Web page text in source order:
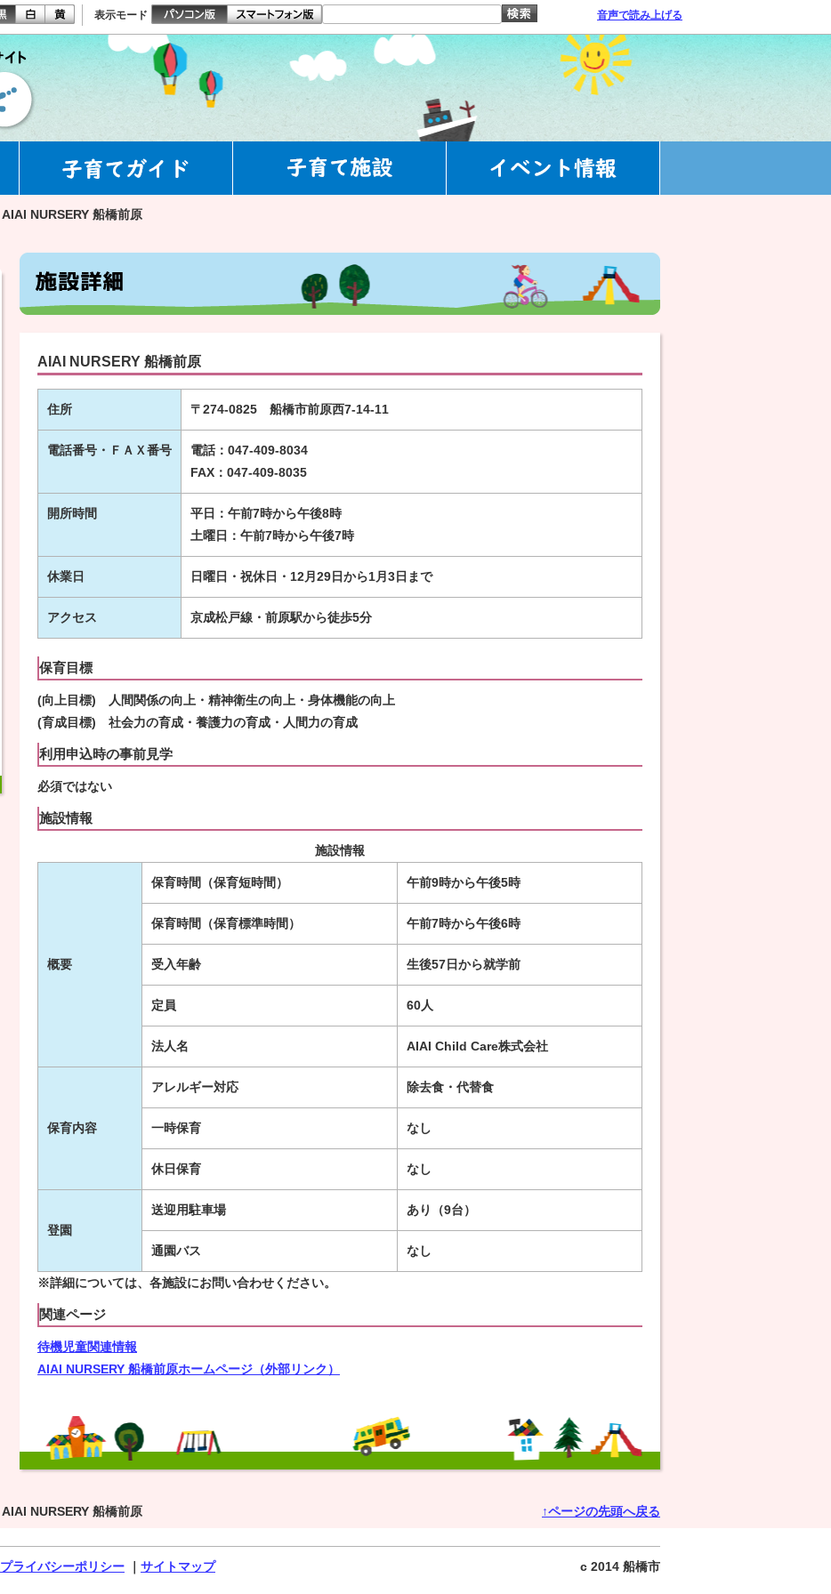
表示モード 音声で読み上げる
AIAI NURSERY 船橋前原
AIAI NURSERY 船橋前原
住所 〒274-0825 船橋市前原西7-14-11
電話番号・ＦＡＸ番号
電話：047-409-8034
FAX：047-409-8035
開所時間
平日：午前7時から午後8時
土曜日：午前7時から午後7時
休業日 日曜日・祝休日・12月29日から1月3日まで
アクセス 京成松戸線・前原駅から徒歩5分
保育目標
(向上目標) 人間関係の向上・精神衛生の向上・身体機能の向上
(育成目標) 社会力の育成・養護力の育成・人間力の育成
利用申込時の事前見学
必須ではない
施設情報
施設情報
概要
保育時間（保育短時間） 午前9時から午後5時
保育時間（保育標準時間） 午前7時から午後6時
受入年齢 生後57日から就学前
定員 60人
法人名 AIAI Child Care株式会社
保育内容
アレルギー対応 除去食・代替食
一時保育 なし
休日保育 なし
登園
送迎用駐車場 あり（9台）
通園バス なし
※詳細については、各施設にお問い合わせください。
関連ページ
待機児童関連情報
AIAI NURSERY 船橋前原ホームページ（外部リンク）
↑ページの先頭へ戻る
AIAI NURSERY 船橋前原
プライバシーポリシー サイトマップ c 2014 船橋市